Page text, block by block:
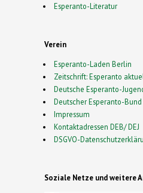
Esperanto-Literatur
Verein
Esperanto-Laden Berlin
Zeitschrift: Esperanto
Deutsche Esperanto-
Deutscher Esperanto-Bund
Impressum
Kontaktadressen DEB/ DEJ
DSGVO-
Soziale Netze und weitere